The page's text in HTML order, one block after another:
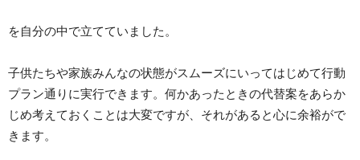
を自分の中で立てていました。
子供たちや家族みんなの状態がスムーズにいってはじめて行動
プラン通りに実行できます。何かあったときの代替案をあらか
じめ考えておくことは大変ですが、それがあると心に余裕がで
きます。